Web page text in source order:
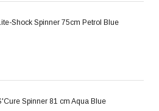
Shock Spinner 75cm Petrol Blue
Spinner 81 cm Aqua Blue